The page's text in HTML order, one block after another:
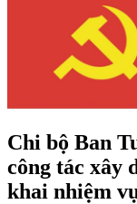
Chi bộ Ban
công tác xây
khai nhiệm